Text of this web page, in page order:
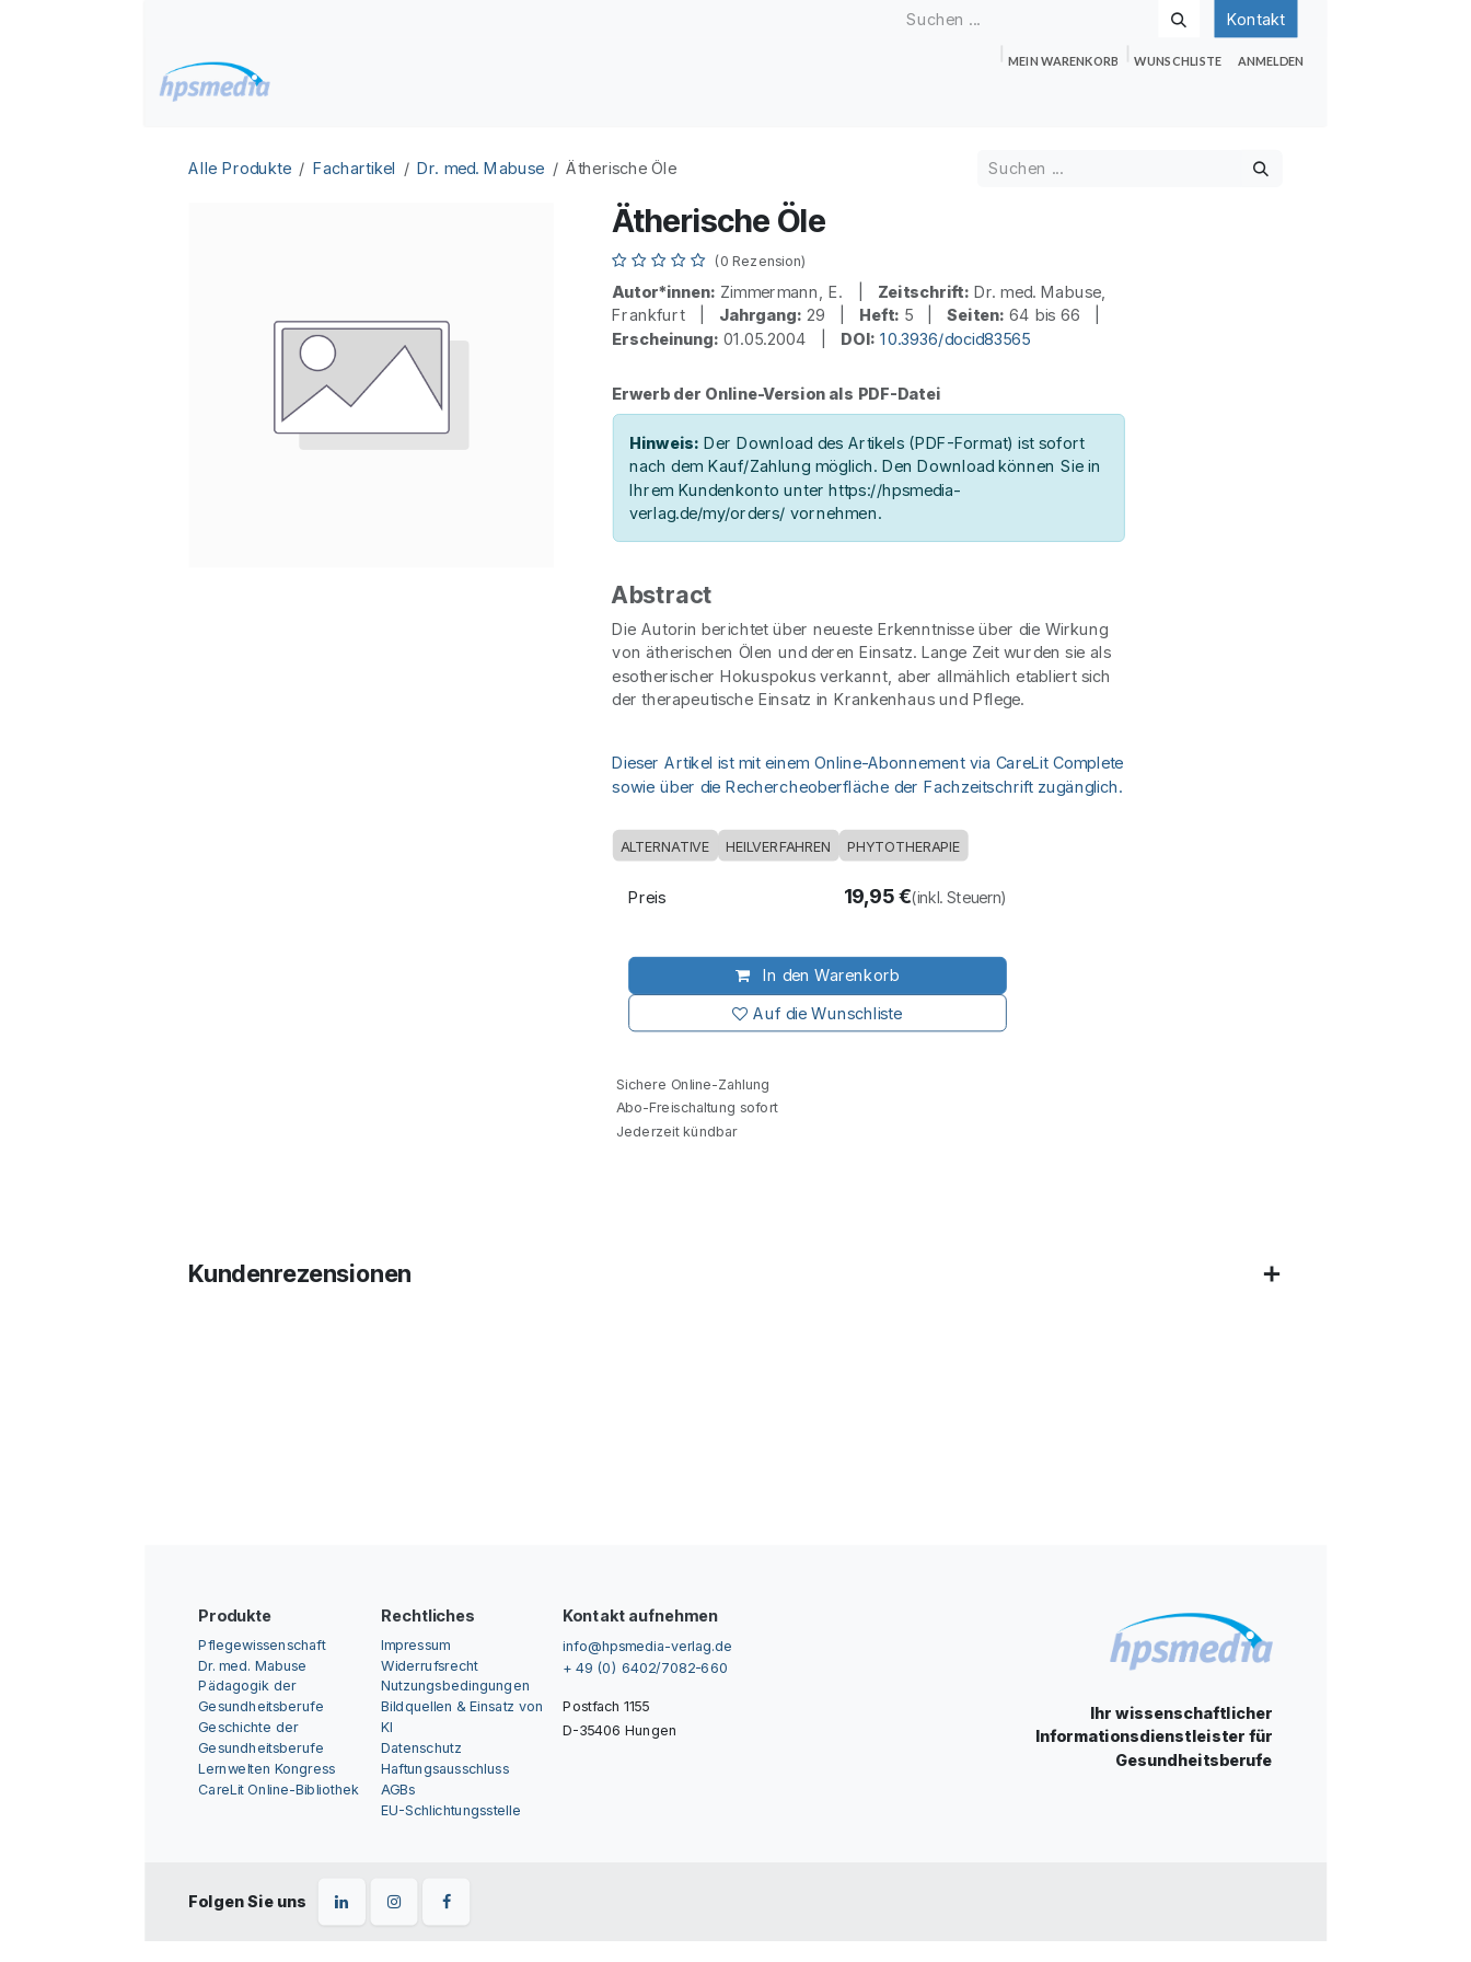
Kontakt
MEIN WARENKORB WUNSCHLISTE ANMELDEN
Alle Produkte Fachartikel Dr. med. Mabuse Ätherische Öle
Ätherische Öle
(0 Rezension)
Autor*innen: Zimmermann, E. | Zeitschrift: Dr. med. Mabuse,
Frankfurt | Jahrgang: 29 | Heft: 5 |Seiten: 64 bis 66 |
Erscheinung: 01.05.2004 | DOI: 10.3936/docid83565
Erwerb der Online-Version als PDF-Datei
Hinweis: Der Download des Artikels (PDF-Format) ist sofort
nach dem Kauf/Zahlung möglich. Den Download können Sie in
Ihrem Kundenkonto unter https://hpsmedia-
verlag.de/my/orders/ vornehmen.
Abstract
Die Autorin berichtet über neueste Erkenntnisse über die Wirkung
von ätherischen Ölen und deren Einsatz. Lange Zeit wurden sie als
esotherischer Hokuspokus verkannt, aber allmählich etabliert sich
der therapeutische Einsatz in Krankenhaus und Pflege.
Dieser Artikel ist mit einem Online-Abonnement via CareLit Complete
sowie über die Rechercheoberfläche der Fachzeitschrift zugänglich.
ALTERNATIVE HEILVERFAHREN PHYTOTHERAPIE
In den Warenkorb
Auf die Wunschliste
Preis 19,95€(inkl. Steuern)
Sichere Online-Zahlung
Abo-Freischaltung sofort
Jederzeit kündbar
Kundenrezensionen
Produkte
Pflegewissenschaft
Dr. med. Mabuse
Pädagogik der
Gesundheitsberufe
Geschichte der
Gesundheitsberufe
Lernwelten Kongress
CareLit Online-Bibliothek
Rechtliches
Impressum
Widerrufsrecht
Nutzungsbedingungen
Bildquellen & Einsatz von
KI
Datenschutz
Haftungsausschluss
AGBs
EU-Schlichtungsstelle
Kontakt aufnehmen
info@hpsmedia-verlag.de
+ 49 (0) 6402/7082-660
Postfach 1155
D-35406 Hungen
Ihr wissenschaftlicher
Informationsdienstleister für
Gesundheitsberufe
Folgen Sie uns